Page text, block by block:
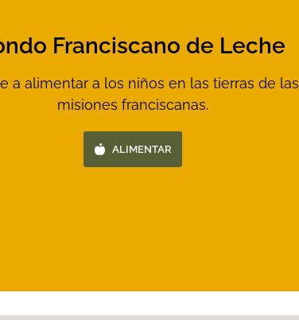
Franciscano de Leche
a alimentar a los niños en las tierras de las
misiones franciscanas.
ALIMENTAR